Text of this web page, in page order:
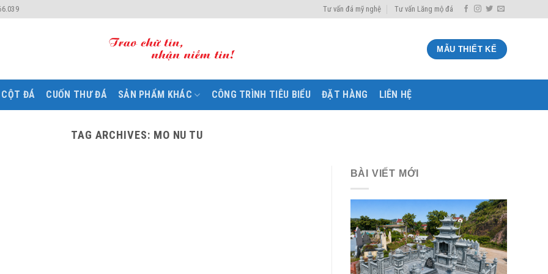
Tư vấn đá mỹ nghệ Tư vấn Lăng mộ đá
MẪU THIẾT KẾ
CỘT ĐÁ CUỐN THƯ ĐÁ SẢN PHẨM KHÁC CÔNG TRÌNH TIÊU BIỂU ĐẶT HÀNG LIÊN HỆ
TAG ARCHIVES: MO NU TU
BÀI VIẾT MỚI